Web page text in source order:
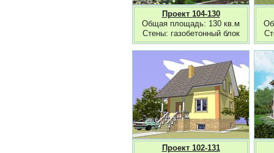
Проект 104-130
Общая площадь: 130 кв.м
Стены: газобетонный блок
Проект 102-131